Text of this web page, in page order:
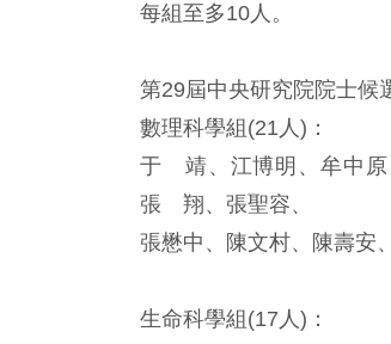
每組至多10人。
第29屆中央研究院院士候
數理科學組(21人)：
于 靖、江博明、牟中原
張 翔、張聖容、
張懋中、陳文村、陳壽安
生命科學組(17人)：